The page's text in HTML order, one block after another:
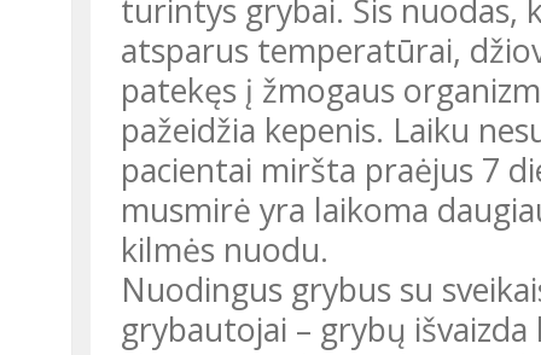
turintys grybai. Šis nuodas,
atsparus temperatūrai,
patekęs į žmogaus
pažeidžia kepenis. Laiku
pacientai miršta praėjus 7
musmirė yra laikoma
kilmės nuodu.
Nuodingus grybus su
grybautojai – grybų